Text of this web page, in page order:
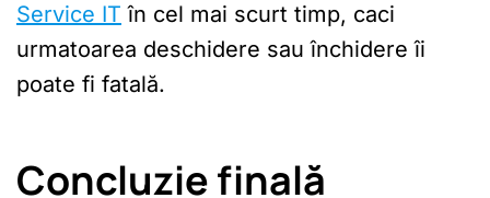
Service IT în cel mai scurt timp, caci
urmatoarea deschidere sau închidere îi
poate fi fatală.
Concluzie finală